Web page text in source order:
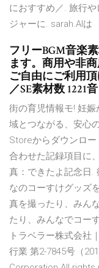
におすすめ／. 旅行
ジャーに. sarah.AIは
フリーBGM音楽
ます。商用や非
ご自由にご利用
／SE素材数 1221
街の育児情報モ! 妊
域とつながる、安心
Storeからダウンロー
合わせた記録項目に
真：できたよ記念日.
なのコーすけグッズ
真を撮ったり、みん
たり、みんなでコー
トラベラー株式会社
行業 第2-7845号（